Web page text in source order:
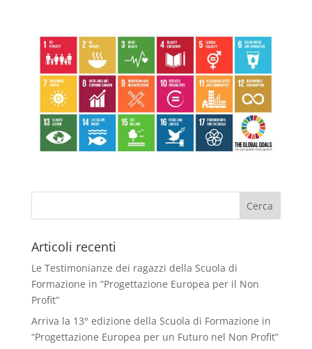
Articoli recenti
Le Testimonianze dei ragazzi della Scuola di
Formazione in “Progettazione Europea per il Non
Profit”
Arriva la 13° edizione della Scuola di Formazione in
“Progettazione Europea per un Futuro nel Non Profit”